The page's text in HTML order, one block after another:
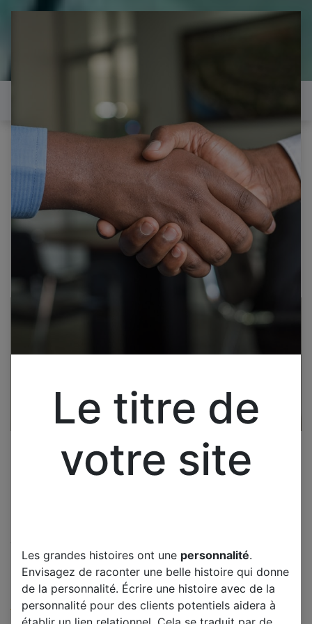
il est temps de
réparer...Electronique 66 est
heureux de vous aider
Tous les produits
BRANDT BXP2337B HUBLOT DE LAMPE FOUR
PIECE NEUVE
BRANDT BXP2337B HUBLOT
DE LAMPE FOUR PIECE NEUVE
(0 avis)
Le titre de
votre site
Les grandes histoires ont une personnalité.
Envisagez de raconter une belle histoire qui donne
de la personnalité. Écrire une histoire avec de la
personnalité pour des clients potentiels aidera à